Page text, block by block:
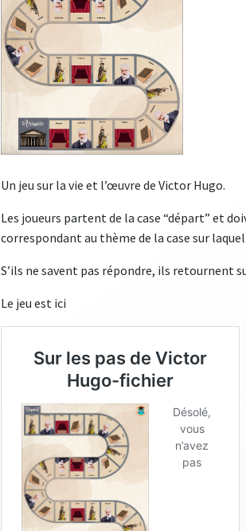
Un jeu sur la vie et l’œuvre de Victor Hugo.
Les joueurs partent de la case “départ” et
correspondant au thème de la case sur
S’ils ne savent pas répondre, ils retournent
Le jeu est ici